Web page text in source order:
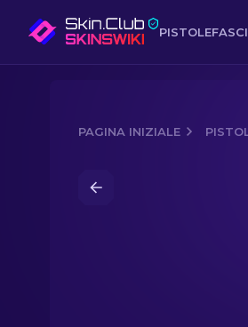
PISTOLE
PAGINA INIZIALE